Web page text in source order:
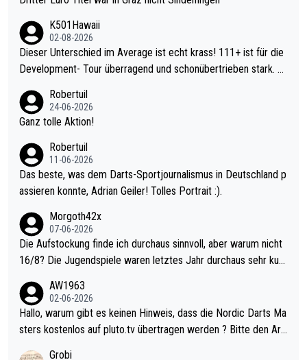
K501Hawaii
02-08-2026
Dieser Unterschied im Average ist echt krass! 111+ ist für die
Development- Tour überragend und schonübertrieben stark. U
mal 40+ erst recht. Da gewinnst keinen Blumentopf - ist ja noc
h krasser wie ein Pokalspiel eines Kreisligisten vs einem Bund
Robertuil
24-06-2026
Ganz tolle Aktion!
Robertuil
11-06-2026
Das beste, was dem Darts-Sportjournalismus in Deutschland p
assieren konnte, Adrian Geiler! Tolles Portrait :).
Morgoth42x
07-06-2026
Die Aufstockung finde ich durchaus sinnvoll, aber warum nicht
16/8? Die Jugendspiele waren letztes Jahr durchaus sehr kurz
Allerdings ist Mitchell Lawrie als Nummer 1 der Welt eh qualifi
ziert. Somit ändert die automatische Qualifikation des Weltmei
sters erstmal nichts. Ich denke sie wollen damit für nächstes J
AW1963
02-06-2026
Hallo, warum gibt es keinen Hinweis, dass die Nordic Darts Ma
sters kostenlos auf pluto.tv übertragen werden ? Bitte den Arti
Grobi